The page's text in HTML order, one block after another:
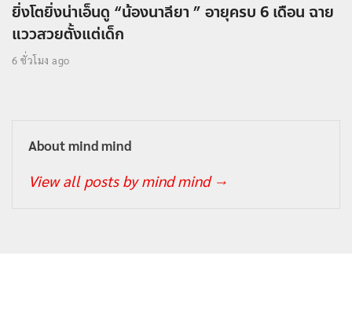
ยิ่งโตยิ่งน่าเอ็นดู “น้องนาลียา ” อายุครบ 6 เดือน ฉาย
แววสวยตั้งแต่เด็ก
6 ชั่วโมง ago
About mind mind
View all posts by mind mind →